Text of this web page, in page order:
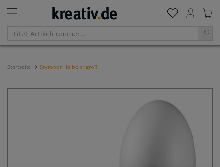
Startseite Styropor Halbeier groß